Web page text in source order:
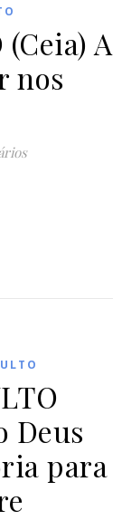
A
nos
Deus
para